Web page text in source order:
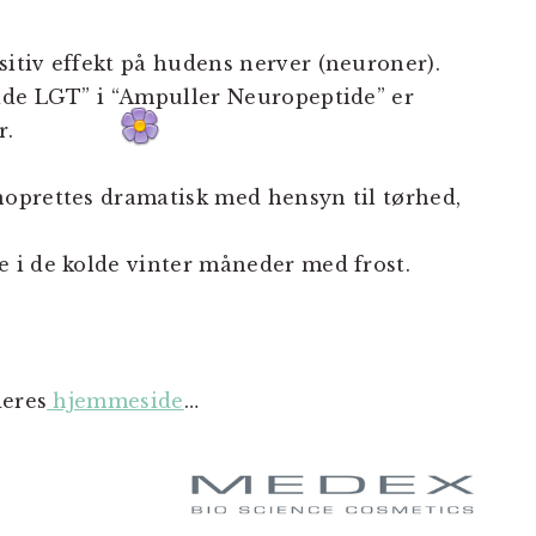
effekt på hudens nerver (neuroner).
LGT” i “Ampuller Neuropeptide” er
dramatisk med hensyn til tørhed,
i de kolde vinter måneder med frost.
hjemmeside…